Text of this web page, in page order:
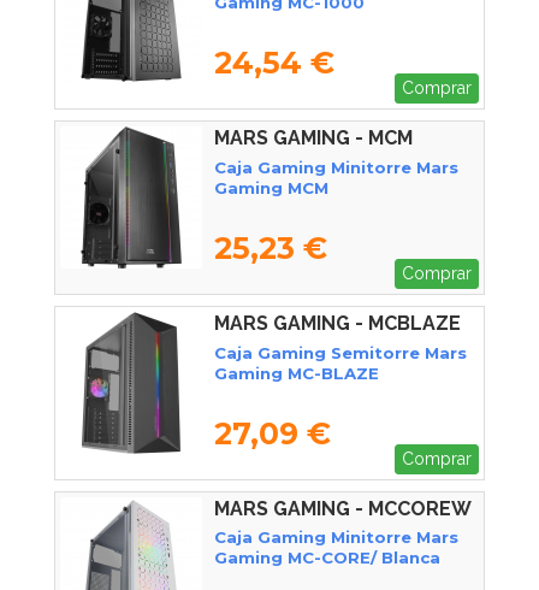
24,54 €
Comprar
MARS GAMING - MCM
Caja Gaming Minitorre Mars
Gaming MCM
25,23 €
Comprar
MARS GAMING - MCBLAZE
Caja Gaming Semitorre Mars
Gaming MC-BLAZE
27,09 €
Comprar
MARS GAMING - MCCOREW
Caja Gaming Minitorre Mars
Gaming MC-CORE/ Blanca